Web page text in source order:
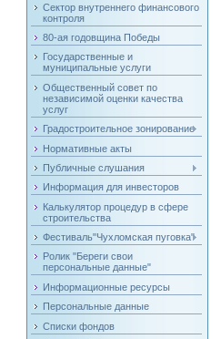
Сектор внутреннего финансового
контроля
80-ая годовщина Победы
Государственные и
муниципальные услуги
Общественный совет по
независимой оценки качества
услуг
Градостроительное зонирование
Нормативные акты
Публичные слушания
Информация для инвесторов
Калькулятор процедур в сфере
строительства
Фестиваль"Чухломская пуговка"
Ролик "Береги свои
персональные данные"
Информационные ресурсы
Персональные данные
Списки фондов